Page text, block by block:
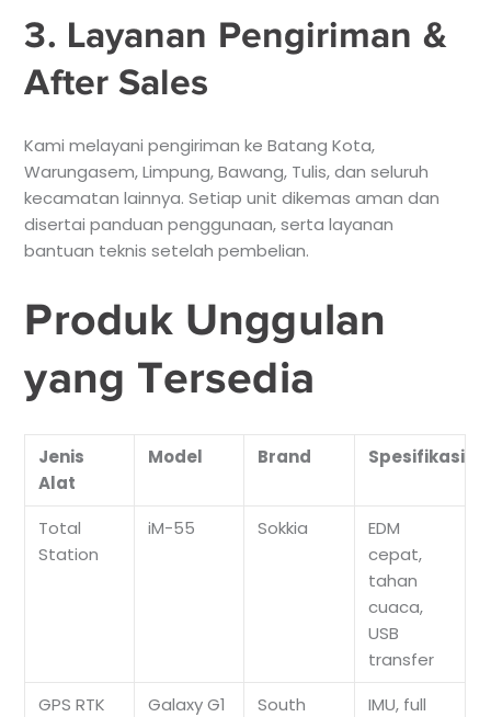
3. Layanan Pengiriman &
After Sales
Kami melayani pengiriman ke Batang Kota,
Warungasem, Limpung, Bawang, Tulis, dan seluruh
kecamatan lainnya. Setiap unit dikemas aman dan
disertai panduan penggunaan, serta layanan
bantuan teknis setelah pembelian.
Produk Unggulan
yang Tersedia
Jenis
Alat
Model Brand Spesifikasi
Total
Station
iM-55 Sokkia
EDM
cepat,
tahan
cuaca,
USB
transfer
GPS RTK
Galaxy G1 South
IMU, full